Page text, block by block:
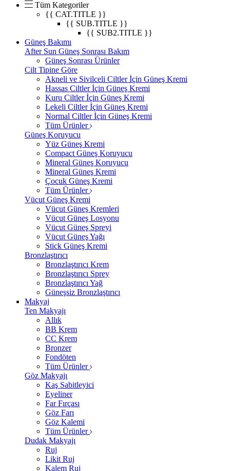
Tüm Kategoriler
{{ CAT.TITLE }}
{{ SUB.TITLE }}
{{ SUB2.TITLE }}
Güneş Bakımı
After Sun Güneş Sonrası Bakım
Güneş Sonrası Ürünler
Cilt Tipine Göre
Akneli ve Sivilceli Ciltler İçin Güneş Kremi
Hassas Ciltler İçin Güneş Kremi
Kuru Ciltler İçin Güneş Kremi
Lekeli Ciltler İçin Güneş Kremi
Normal Ciltler İçin Güneş Kremi
Tüm Ürünler
Güneş Koruyucu
Yüz Güneş Kremi
Compact Güneş Koruyucu
Mineral Güneş Koruyucu
Mineral Güneş Kremi
Çocuk Güneş Kremi
Tüm Ürünler
Vücut Güneş Kremi
Vücut Güneş Kremleri
Vücut Güneş Losyonu
Vücut Güneş Spreyi
Vücut Güneş Yağı
Stick Güneş Kremi
Bronzlaştırıcı
Bronzlaştırıcı Krem
Bronzlaştırıcı Sprey
Bronzlaştırıcı Yağ
Güneşsiz Bronzlaştırıcı
Makyaj
Ten Makyajı
Allık
BB Krem
CC Krem
Bronzer
Fondöten
Tüm Ürünler
Göz Makyajı
Kaş Sabitleyici
Eyeliner
Far Fırçası
Göz Farı
Göz Kalemi
Tüm Ürünler
Dudak Makyajı
Ruj
Likit Ruj
Kalem Ruj